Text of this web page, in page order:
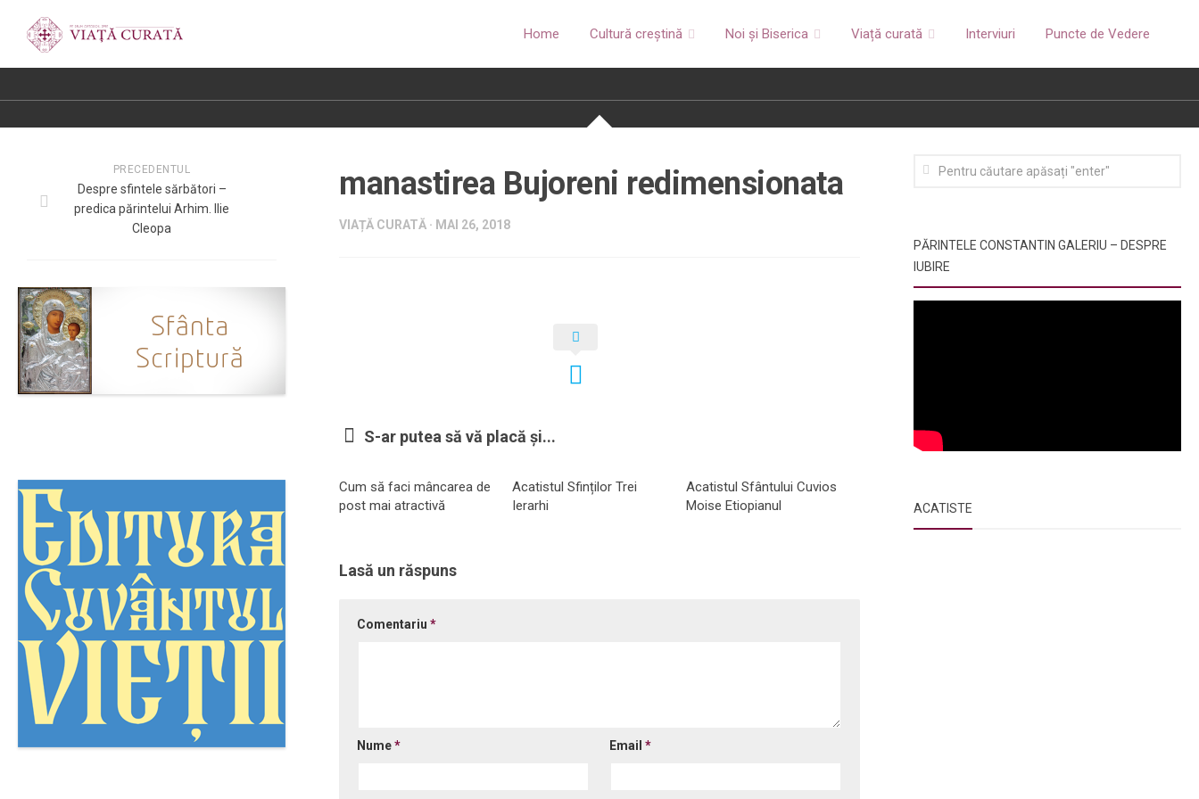
Home Cultură creștină Noi și Biserica Viață curată Interviuri Puncte de Vedere
manastirea Bujoreni redimensionata
VIAȚĂ CURATĂ · MAI 26, 2018
S-ar putea să vă placă și...
Cum să faci mâncarea de
post mai atractivă
Acatistul Sfinților Trei
Ierarhi
Acatistul Sfântului Cuvios
Moise Etiopianul
Lasă un răspuns
Comentariu *
Nume* Email *
PRECEDENTUL
Despre sfintele sărbători –
predica părintelui Arhim. Ilie
Cleopa
PĂRINTELE CONSTANTIN GALERIU – DESPRE
IUBIRE
ACATISTE